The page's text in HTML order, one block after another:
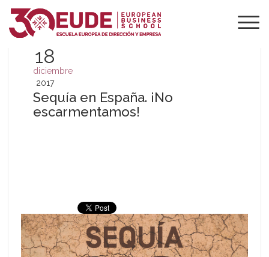
18
diciembre
2017
Sequía en España. ¡No
escarmentamos!